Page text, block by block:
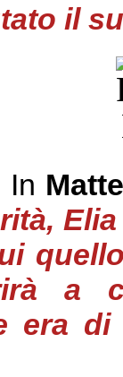
il
In
a
era